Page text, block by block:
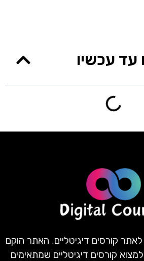
עד עכשיו
קורסים דיגיטליים. האתר הוקם
קורסים דיגיטליים שמתאימים